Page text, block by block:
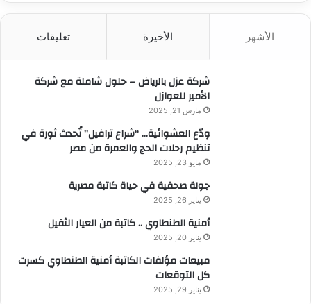
الأشهر الأخيرة تعليقات
شركة عزل بالرياض – حلول شاملة مع شركة
الأمير للعوازل
مارس 21, 2025
ودّع العشوائية… “شراع ترافيل” تُحدث ثورة في
تنظيم رحلات الحج والعمرة من مصر
مايو 23, 2025
جولة صحفية في حياة كاتبة مصرية
يناير 26, 2025
أمنية الطنطاوي .. كاتبة من العيار الثقيل
يناير 20, 2025
مبيعات مؤلفات الكاتبة أمنية الطنطاوي كسرت
كل التوقعات
يناير 29, 2025